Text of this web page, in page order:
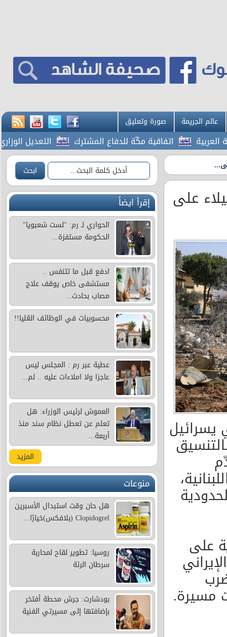
عالم الجريمة صورة وتعليق
اتفاقية مكّة للدفاع المشترك التعديل الوزاري
على
يسرائيل
على
مسيرة.
إقرأ ايضاً
الحواري لـ رم: "لست شعبويا"
الحكومة مستفزة...
ادفع قبل ما تتنفس ..
مستشفى خاص يوقف علاج
مصاب بحادث...
محسوبيات في الوظائف العُليا!!
عطية عبر رم : المجلس ليس
عاجزا ولا املاءات عليه .. لم...
العموش لرئيس الوزراء: هل
تعلم عن تعطل نظام سند منذ
أربعة...
المزيد
منوعات
هل حان وقت استبدال الأسبرين
Clopidogrel (بلافكس)خيارًا...
روسيا: تطوير لقاح لمحاربة
سرطان الرئة
بودشارت: جرش محطة أفتخر
بإضافتها إلى مسيرتي الفنية